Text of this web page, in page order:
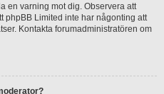
en varning mot dig. Observera att
phpBB Limited inte har någonting att
Kontakta forumadministratören om